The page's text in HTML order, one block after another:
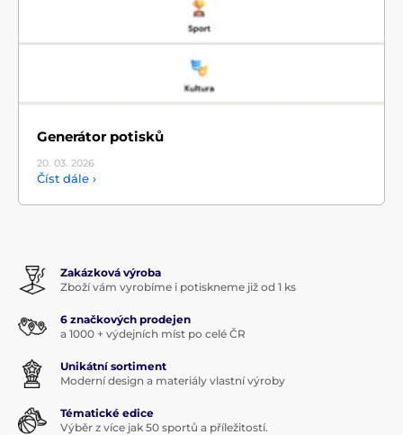
Generátor potisků
20. 03. 2026
Číst dále ›
Zakázková výroba
Zboží vám vyrobíme i potiskneme již od 1 ks
6 značkových prodejen
a 1000 + výdejních míst po celé ČR
Unikátní sortiment
Moderní design a materiály vlastní výroby
Tématické edice
Výběr z více jak 50 sportů a příležitostí.